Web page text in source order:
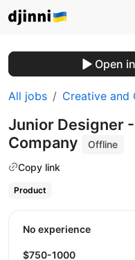
Open
All jobs Creative and
Junior Designer
Company
Offline
Copy link
Product
No experience
$750-1000